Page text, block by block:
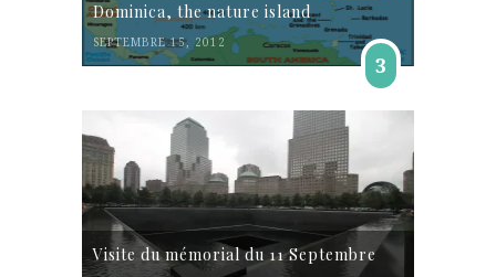
Dominica, the nature island
SEPTEMBRE 15, 2012
3
Visite du mémorial du 11 Septembre